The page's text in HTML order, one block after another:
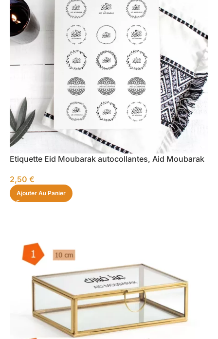
Etiquette Eid Moubarak autocollantes, Aid Moubarak
2,50 €
Ajouter Au Panier